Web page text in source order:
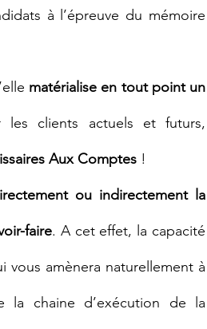
à l’épreuve du mémoire
matérialise en tout point un
Aux Comptes !
ou indirectement la
faire. A cet effet, la capacité
vous amènera naturellement à
la chaine d’exécution de la